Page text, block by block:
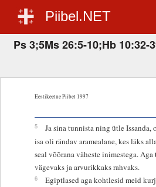
Piibel.NET
Ps 3;5Ms 26:5-10;Hb 10:32-
Eestikeelne Piibel 1997
5
Ja sina tunnista ning ütle Issanda,
isa oli rändav aramealane, kes läks
seal võõrana väheste inimestega. Aga
vägevaks ja arvurikkaks rahvaks.
6
Egiptlased aga kohtlesid meid